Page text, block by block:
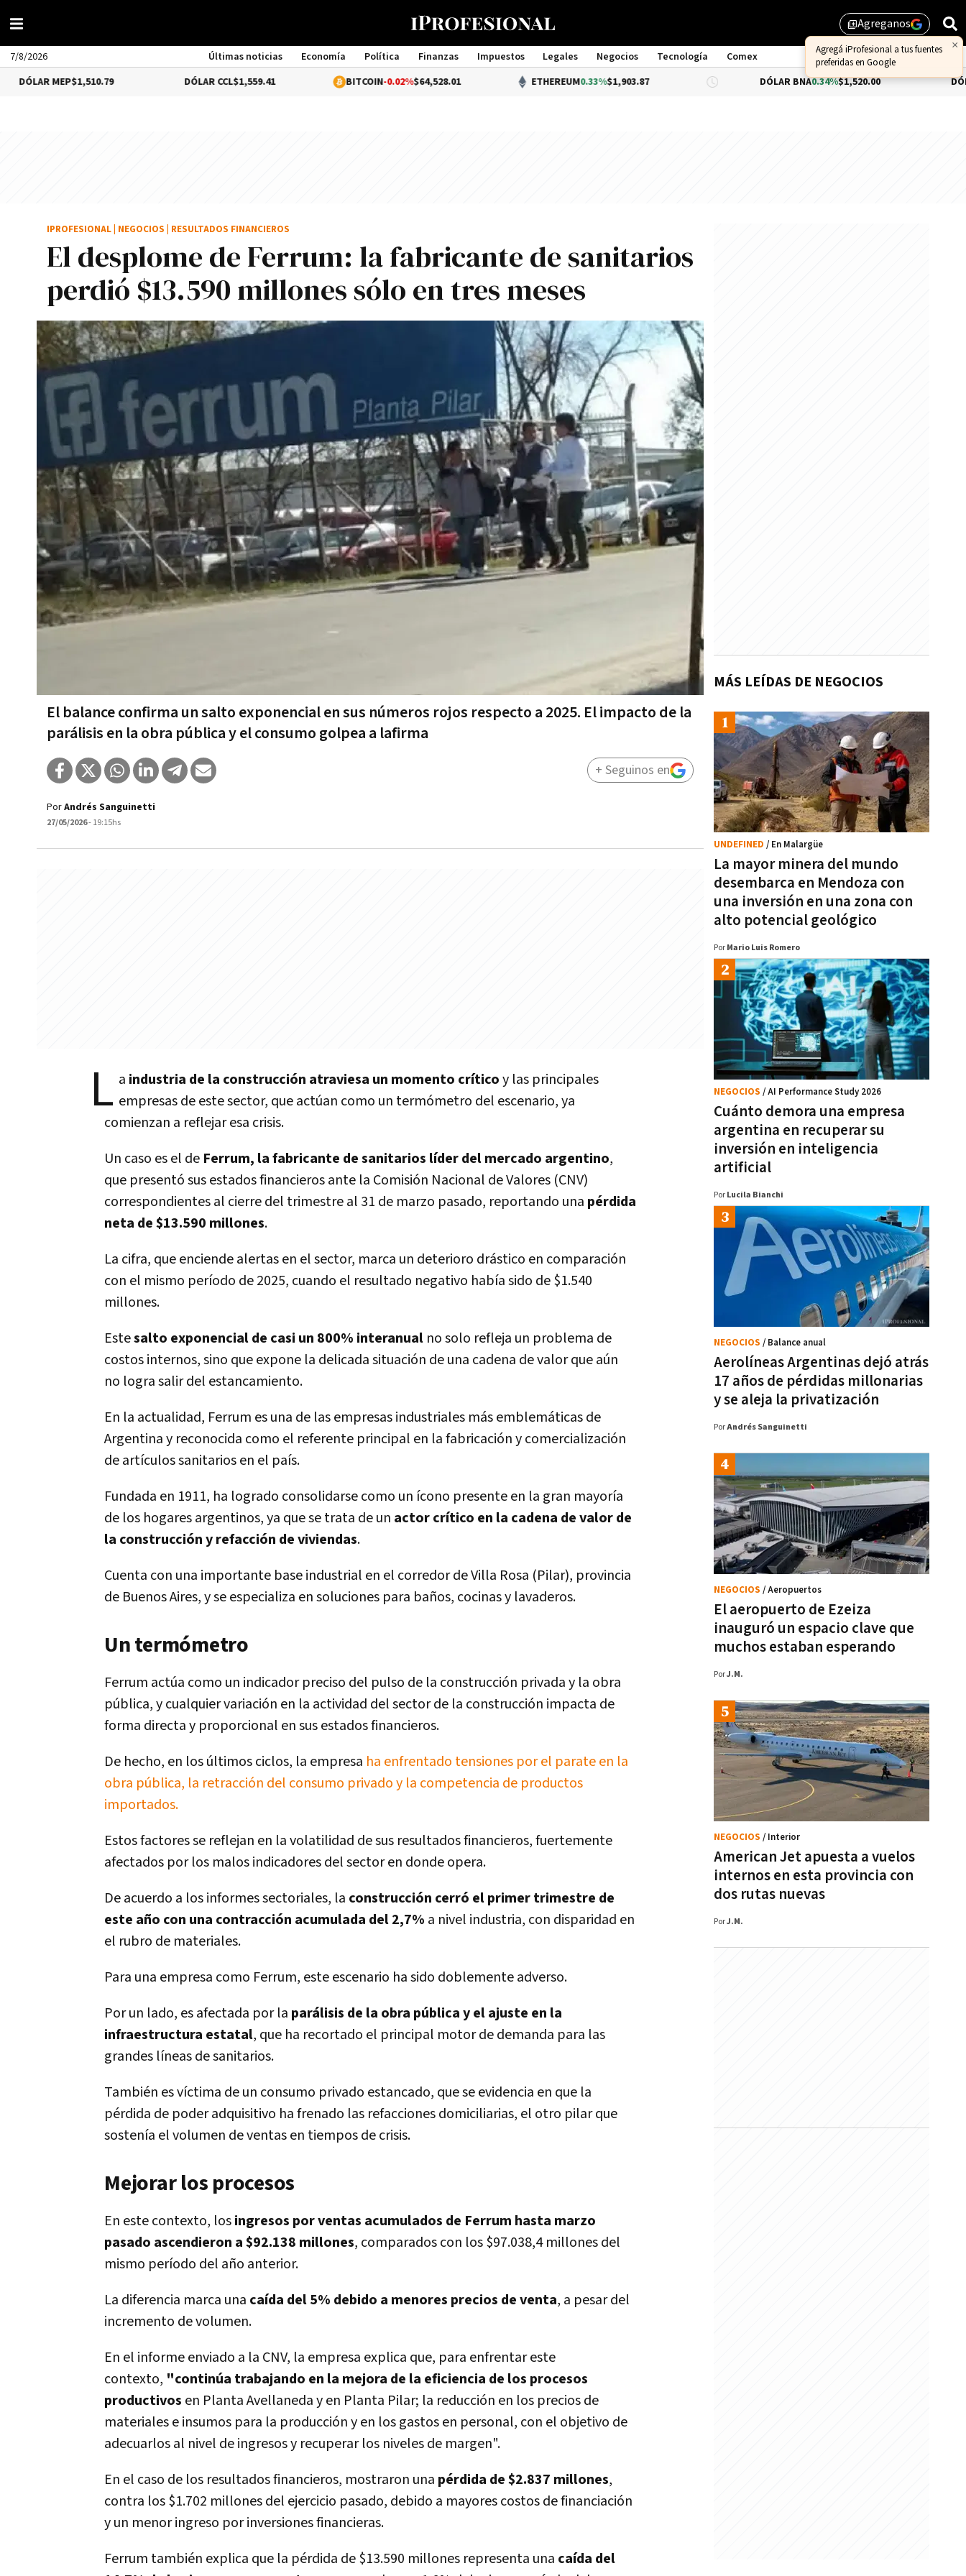
library_addAgreganos
×
Agregá iProfesional a tus fuentes
preferidas en Google
7/8/2026 Últimas noticias Economía Política Finanzas Impuestos Legales Negocios Tecnología
Comex
Management
$1,510.79 $1,559.41 -0.02%$64,528.01 ETHEREUM 0.33%$1,903.87 DÓLAR BNA0.34%$1,520.00 DÓLAR BLUE
El desplome de Ferrum: la fabricante de sanitarios
perdió $13.590 millones sólo en tres meses
El balance confirma un salto exponencial en sus números rojos respecto a 2025. El impacto de la
parálisis en la obra pública y el consumo golpea a lafirma
IPROFESIONAL NEGOCIOS RESULTADOS FINANCIEROS
PorAndrés Sanguinetti
27/05/2026- 19:15hs
+ Seguinos en
L a industria de la construcción atraviesa un momento críticoy las principales
empresas de este sector, que actúan como un termómetro del escenario, ya
comienzan a reflejar esa crisis.
Un caso es el de Ferrum, la fabricante de sanitarios líder del mercado argentino,
que presentó sus estados financieros ante la Comisión Nacional de Valores (CNV)
correspondientes al cierre del trimestre al 31 de marzo pasado, reportando una pérdida
neta de $13.590 millones.
La cifra, que enciende alertas en el sector, marca un deterioro drástico en comparación
con el mismo período de 2025, cuando el resultado negativo había sido de $1.540
millones.
Estesalto exponencial de casi un 800% interanual no solo refleja un problema de
costos internos, sino que expone la delicada situación de una cadena de valor que aún
no logra salir del estancamiento.
En la actualidad, Ferrum es una de las empresas industriales más emblemáticas de
Argentina y reconocida como el referente principal en la fabricación y comercialización
de artículos sanitarios en el país.
Fundada en 1911, ha logrado consolidarse como un ícono presente en la gran mayoría
de los hogares argentinos, ya que se trata de un actor crítico en la cadena de valor de
la construcción y refacción de viviendas.
Cuenta con una importante base industrial en el corredor de Villa Rosa (Pilar), provincia
de Buenos Aires, y se especializa en soluciones para baños, cocinas y lavaderos.
Un termómetro
Ferrum actúa como un indicador preciso del pulso de la construcción privada y la obra
pública, y cualquier variación en la actividad del sector de la construcción impacta de
forma directa y proporcional en sus estados financieros.
De hecho, en los últimos ciclos, la empresa ha enfrentado tensiones por el parate en la
obra pública, la retracción del consumo privado y la competencia de productos
importados.
Estos factores se reflejan en la volatilidad de sus resultados financieros, fuertemente
afectados por los malos indicadores del sector en donde opera.
De acuerdo a los informes sectoriales, la construcción cerró el primer trimestre de
este año con una contracción acumulada del 2,7% a nivel industria, con disparidad en
el rubro de materiales.
Para una empresa como Ferrum, este escenario ha sido doblemente adverso.
Por un lado, es afectada por la parálisis de la obra pública y el ajuste en la
infraestructura estatal, que ha recortado el principal motor de demanda para las
grandes líneas de sanitarios.
También es víctima de un consumo privado estancado, que se evidencia en que la
pérdida de poder adquisitivo ha frenado las refacciones domiciliarias, el otro pilar que
sostenía el volumen de ventas en tiempos de crisis.
Mejorar los procesos
En este contexto, losingresos por ventas acumulados de Ferrum hasta marzo
pasado ascendieron a $92.138 millones, comparados con los $97.038,4 millones del
mismo período del año anterior.
La diferencia marca una caída del 5% debido a menores precios de venta, a pesar del
incremento de volumen.
En el informe enviado a la CNV, la empresa explica que, para enfrentar este
contexto, "continúa trabajando en la mejora de la eficiencia de los procesos
productivos en Planta Avellaneda y en Planta Pilar; la reducción en los precios de
materiales e insumos para la producción y en los gastos en personal, con el objetivo de
adecuarlos al nivel de ingresos y recuperar los niveles de margen".
En el caso de los resultados financieros, mostraron una pérdida de $2.837 millones,
contra los $1.702 millones del ejercicio pasado, debido a mayores costos de financiación
y un menor ingreso por inversiones financieras.
Ferrum también explica que la pérdida de $13.590 millones representa una caída del
MÁS LEÍDAS DE NEGOCIOS
La mayor minera del mundo
desembarca en Mendoza con
una inversión en una zona con
alto potencial geológico
UNDEFINED / En Malargüe
Por Mario Luis Romero
Cuánto demora una empresa
argentina en recuperar su
inversión en inteligencia
artificial
NEGOCIOS / AI Performance Study 2026
Por Lucila Bianchi
Aerolíneas Argentinas dejó atrás
17 años de pérdidas millonarias
y se aleja la privatización
NEGOCIOS / Balance anual
PorAndrés Sanguinetti
El aeropuerto de Ezeiza
inauguró un espacio clave que
muchos estaban esperando
NEGOCIOS / Aeropuertos
PorJ.M.
American Jet apuesta a vuelos
internos en esta provincia con
dos rutas nuevas
NEGOCIOS / Interior
PorJ.M.